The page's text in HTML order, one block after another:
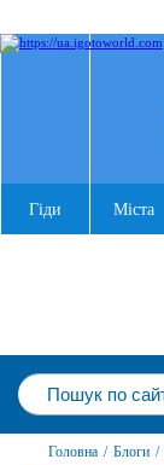
Гіди Міста
Головна / Блоги /